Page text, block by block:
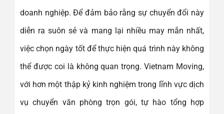
doanh nghiệp. Để đảm bảo rằng sự chuyển đổi này
diễn ra suôn sẻ và mang lại nhiều may mắn nhất,
việc chọn ngày tốt để thực hiện quá trình này không
thể được coi là không quan trọng. Vietnam Moving,
với hơn một thập kỷ kinh nghiệm trong lĩnh vực dịch
vụ chuyển văn phòng trọn gói, tự hào tổng hợp